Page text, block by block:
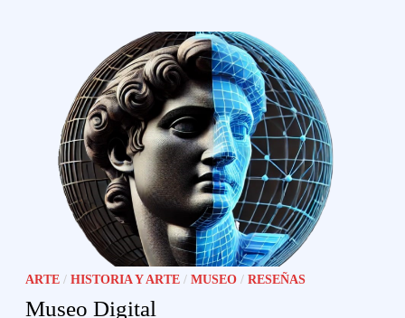
ARTE /HISTORIA Y ARTE /MUSEO /RESEÑAS
Museo Digital